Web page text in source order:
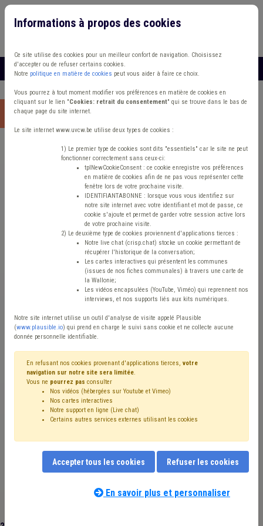
Accueil >Fonctionnement
Fonctionnement
institutionnel
Actualités Média
Réinitialiser
Filtrer cette requête avec des mots-clés
⇒ Média(retirer le mot clé ) Président du CPAS
(1) TIC(1) Informatisation(1) UVCW(1)
Handicapé(1) Intercommunale(1)
Informations à propos des cookies
Ce site utilise des cookies pour un meilleur confort de navigation. Choisissez
d'accepter ou de refuser certains cookies.
Notre politique en matière de cookies peut vous aider à faire ce choix.
Vous pourrez à tout moment modifier vos préférences en matière de cookies en
cliquant sur le lien "Cookies: retrait du consentement" qui se trouve dans le bas de
chaque page du site internet.
Le site internet www.uvcw.be utilise deux types de cookies :
1) Le premier type de cookies sont dits "essentiels" car le site ne peut
fonctionner correctement sans ceux-ci:
tplNewCookieConsent : ce cookie enregistre vos préférences
en matière de cookies afin de ne pas vous représenter cette
fenêtre lors de votre prochaine visite.
IDENTIFIANTABONNE : lorsque vous vous identifiez sur
notre site internet avec votre identifiant et mot de passe, ce
cookie s'ajoute et permet de garder votre session active lors
de votre prochaine visite.
2) Le deuxième type de cookies proviennent d'applications tierces :
Notre live chat (crisp.chat) stocke un cookie permettant de
récupérer l'historique de la conversation;
Les cartes interactives qui présentent les communes
(issues de nos fiches communales) à travers une carte de
la Wallonie;
Les vidéos encapsulées (YouTube, Viméo) qui reprennent nos
interviews, et nos supports liés aux kits numériques.
Notre site internet utilise un outil d'analyse de visite appelé Plausible
(www.plausible.io) qui prend en charge le suivi sans cookie et ne collecte aucune
donnée personnelle identifiable.
En refusant nos cookies provenant d'applications tierces, votre
navigation sur notre site sera limitée.
Vous ne pourrez pas consulter
Nos vidéos (hébergées sur Youtube et Vimeo)
Nos cartes interactives
Notre support en ligne (Live chat)
Certains autres services externes utilisant les cookies
Accepter tous les cookies Refuser les cookies
En savoir plus et personnaliser